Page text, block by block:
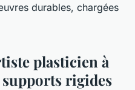
durables, chargées
plasticien à
rigides